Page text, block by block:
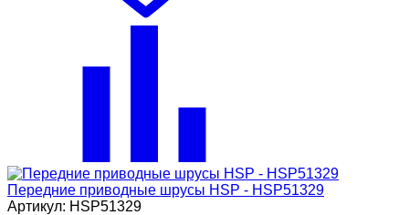
Передние приводные шрусы HSP - HSP51329
Артикул: HSP51329